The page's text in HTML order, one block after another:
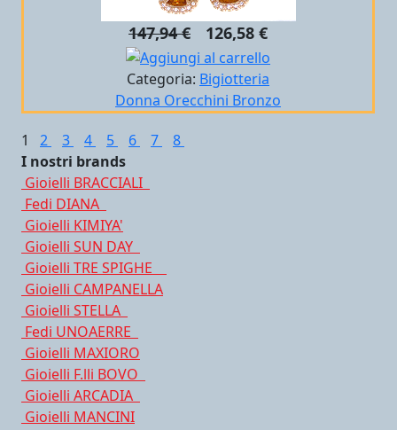
147,94 € 126,58 €
Categoria: Bigiotteria
Donna Orecchini Bronzo
1 2 3 4 5 6 7
8
I nostri brands
Gioielli BRACCIALI
Fedi DIANA
Gioielli KIMIYA'
Gioielli SUN DAY
Gioielli TRE SPIGHE
Gioielli CAMPANELLA
Gioielli STELLA
Fedi UNOAERRE
Gioielli MAXIORO
Gioielli F.lli BOVO
Gioielli ARCADIA
Gioielli MANCINI